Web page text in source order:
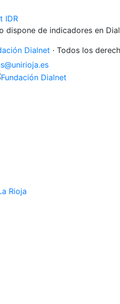
IDR
dispone de indicadores en
Dialnet · Todos los